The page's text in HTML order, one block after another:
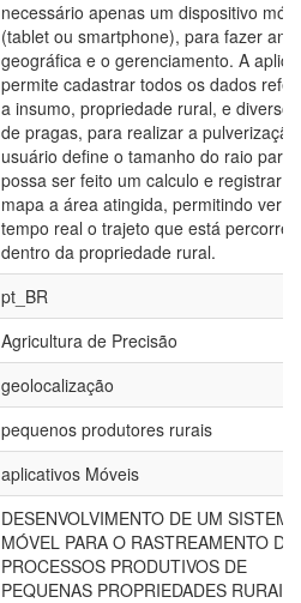
necessário apenas um dispositivo
(tablet ou smartphone), para fazer
geográfica e o gerenciamento. A
permite cadastrar todos os dados
a insumo, propriedade rural, e
de pragas, para realizar a
usuário define o tamanho do raio para
possa ser feito um calculo e registrar
mapa a área atingida, permitindo ver e
tempo real o trajeto que está
dentro da propriedade rural.
pt_BR
Agricultura de Precisão
geolocalização
pequenos produtores rurais
aplicativos Móveis
DESENVOLVIMENTO DE UM SISTEMA
MÓVEL PARA O RASTREAMENTO
PROCESSOS PRODUTIVOS DE
PEQUENAS PROPRIEDADES RURAIS